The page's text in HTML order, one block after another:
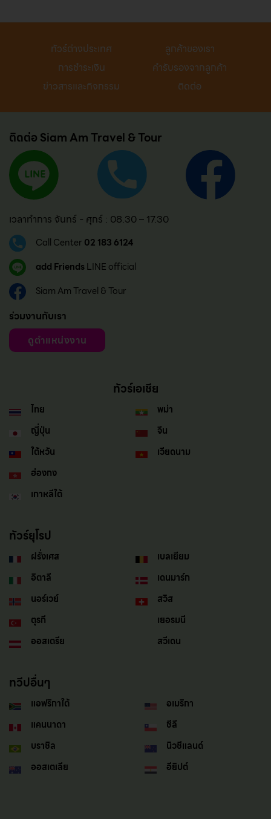
ทัวร์ต่างประเทศ
ลูกค้าของเรา
การชำระเงิน
คำรับรองจากลูกค้า
ข่าวสารและกิจกรรม
ติดต่อ
ติดต่อ Siam Am Travel & Tour
เวลาทำการ จันทร์ - ศุกร์ : 08.30 – 17.30
Call Center 02 183 6124
add FriendsLINE official
Siam Am Travel & Tour
ร่วมงานกับเรา
ดูตำแหน่งงาน
ทัวร์เอเชีย
ไทย
ญี่ปุ่น
ใต้หวัน
ฮ่องกง
เกาหลีใต้
พม่า
จีน
เวียดนาม
ทัวร์ยุโรป
ฝรั่งเศส
อิตาลี
นอร์เวย์
ตุรกี
ออสเตรีย
เบลเยียม
เดนมาร์ก
สวิส
เยอรมนี
สวีเดน
ทวีปอื่นๆ
แอฟริกาใต้
แคนนาดา
บราซิล
ออสเตเลีย
อเมริกา
ชีลี
นิวซีแลนด์
อียิปต์